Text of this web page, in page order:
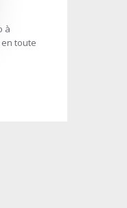
à
toute